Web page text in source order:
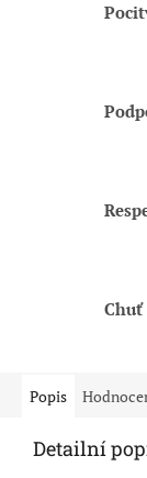
Chuť
Popis
Detailní